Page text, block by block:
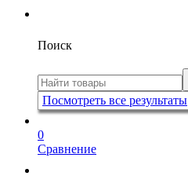
Поиск
Посмотреть все результаты
0
Сравнение